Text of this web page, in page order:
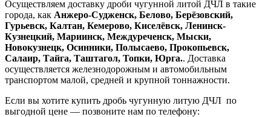
Осуществляем доставку дроби чугунной литой ДЧЛ в такие
города, как Анжеро-Судженск, Белово, Берёзовский,
Гурьевск, Калтан, Кемерово, Киселёвск, Ленинск-
Кузнецкий, Мариинск, Междуреченск, Мыски,
Новокузнецк, Осинники, Полысаево, Прокопьевск,
Салаир, Тайга, Таштагол, Топки, Юрга.. Доставка
осуществляется железнодорожным и автомобильным
транспортом малой, средней и крупной тоннажности.
Если вы хотите купить дробь чугунную литую ДЧЛ по
выгодной цене — позвоните нам по телефону: